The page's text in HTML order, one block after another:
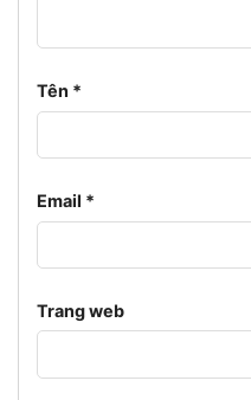
Tên *
Email *
Trang web